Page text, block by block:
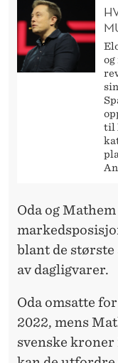
til
Oda og
blant de
av dagligvarer.
Oda omsatte
2022, mens
svenske kroner